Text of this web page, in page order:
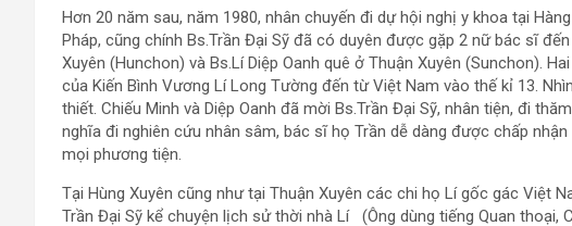
Hơn 20 năm sau, năm 1980, nhân chuyến đi dự hội nghị y khoa tại
Pháp, cũng chính Bs.Trần Đại Sỹ đã có duyên được gặp 2 nữ bác sĩ
Xuyên (Hunchon) và Bs.Lí Diệp Oanh quê ở Thuận Xuyên (Sunchon).
của Kiến Bình Vương Lí Long Tường đến từ Việt Nam vào thế kỉ 13.
thiết. Chiếu Minh và Diệp Oanh đã mời Bs.Trần Đại Sỹ, nhân tiện, đi
nghĩa đi nghiên cứu nhân sâm, bác sĩ họ Trần dễ dàng được chấp
mọi phương tiện.
Tại Hùng Xuyên cũng như tại Thuận Xuyên các chi họ Lí gốc gác Việt
Trần Đại Sỹ kể chuyện lịch sử thời nhà Lí (Ông dùng tiếng Quan thoại,